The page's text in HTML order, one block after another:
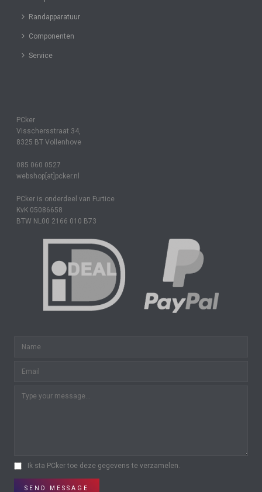
Randapparatuur
Componenten
Service
PCker
Visschersstraat 34,
8325 BT Vollenhove
085 060 0527
webshop[at]pcker.nl
PCker is onderdeel van Furtice
KvK 05086658
BTW NL00 2166 010 B73
Ik sta PCker toe deze gegevens te verzamelen.
SEND MESSAGE